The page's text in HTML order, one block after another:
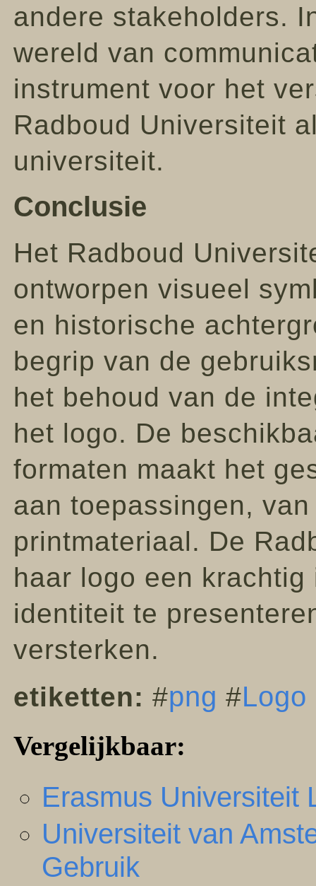
andere stakeholders.
wereld van
instrument voor het
Radboud Universiteit
universiteit.
Conclusie
Het Radboud
ontworpen visueel
en historische
begrip van de
het behoud van de
het logo. De
formaten maakt het
aan toepassingen,
printmateriaal. De
haar logo een
identiteit te
versterken.
etiketten: #png #Logo
Vergelijkbaar:
Erasmus Universiteit
Universiteit van
Gebruik